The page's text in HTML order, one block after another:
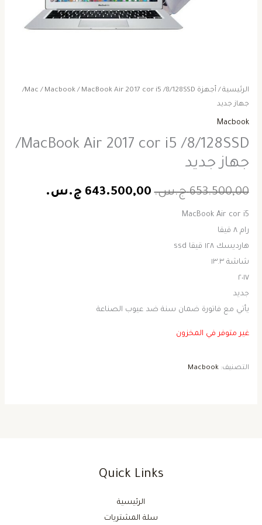
الرئيسية/ أجهزة Mac / Macbook
/ MacBook Air 2017 cor i5 /8/128SSD/
جهاز جديد
Macbook
MacBook Air 2017 cor i5 /8/128SSD/
جهاز جديد
653.500,00 ج.س. 643.500,00 ج.س.
MacBook Air cor i5
رام ٨ قيقا
هارديسك ١٢٨ قيقا ssd
شاشة ١٣.٣
٢٠١٧
جديد
يأتي مع فاتورة ضمان سنة ضد عيوب الصناعة
غير متوفر في المخزون
التصنيف:Macbook
Quick Links
الرئيسية
سلة المشتريات